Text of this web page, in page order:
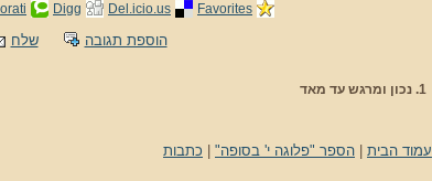
Favorites
Del.icio.us
Digg
הוספת תגובה שלח
1. נכון ומרגש עד מאד
עמוד הבית הספר "פלוגה י' בסופה" כתבות